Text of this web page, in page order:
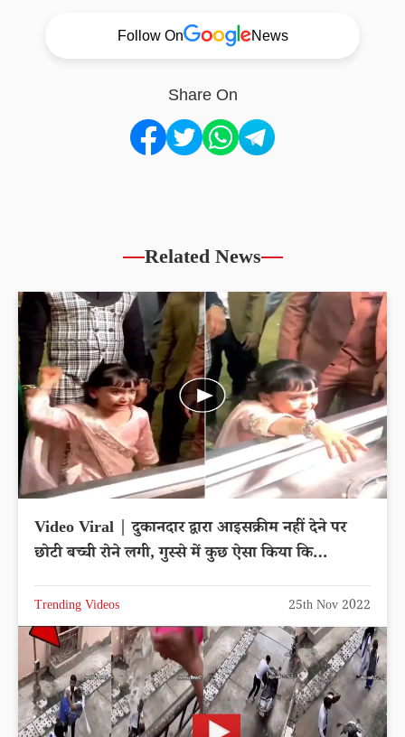
Follow On News
Share On
Related News
Video Viral | दुकानदार द्वारा आइसक्रीम नहीं देने पर
छोटी बच्ची रोने लगी, गुस्से में कुछ ऐसा किया कि…
Trending Videos 25th Nov 2022